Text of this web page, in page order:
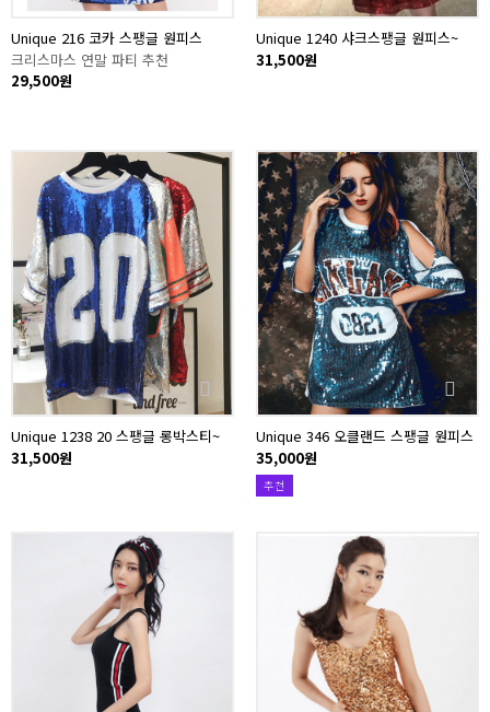
Unique 216 코카 스팽글 원피스
크리스마스 연말 파티 추천
29,500원
Unique 1240 샤크스팽글 원피스~
31,500원
Unique 1238 20 스팽글 롱박스티~
31,500원
Unique 346 오클랜드 스팽글 원피스
35,000원
추천